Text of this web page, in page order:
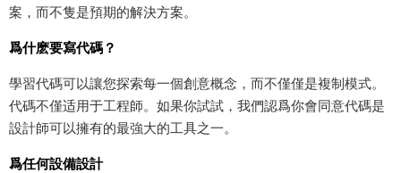
案，而不隻是預期的解決方案。
爲什麽要寫代碼？
學習代碼可以讓您探索每一個創意概念，而不僅僅是複制模式。
代碼不僅适用于工程師。如果你試試，我們認爲你會同意代碼是
設計師可以擁有的最強大的工具之一。
爲任何設備設計